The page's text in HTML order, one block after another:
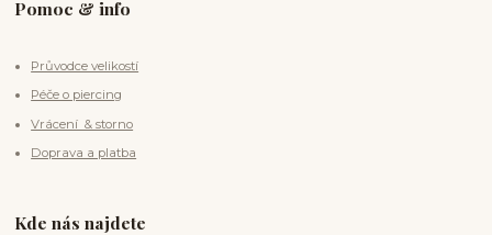
Pomoc & info
Průvodce velikostí
Péče o piercing
Vrácení & storno
Doprava a platba
Kde nás najdete